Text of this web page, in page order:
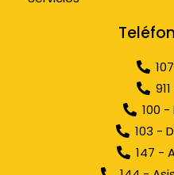
100
103 -
147 -